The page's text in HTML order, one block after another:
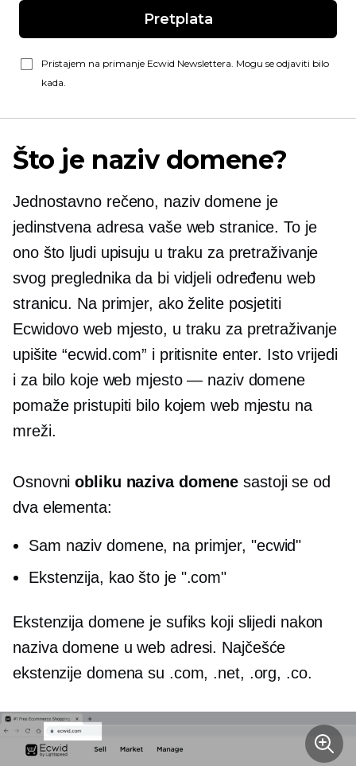
Pretplata
Pristajem na primanje Ecwid Newslettera. Mogu se odjaviti bilo
kada.
Što je naziv domene?
Jednostavno rečeno, naziv domene je
jedinstvena adresa vaše web stranice. To je
ono što ljudi upisuju u traku za pretraživanje
svog preglednika da bi vidjeli određenu web
stranicu. Na primjer, ako želite posjetiti
Ecwidovo web mjesto, u traku za pretraživanje
upišite “ecwid.com” i pritisnite enter. Isto vrijedi
i za bilo koje web mjesto — naziv domene
pomaže pristupiti bilo kojem web mjestu na
mreži.
Osnovniobliku naziva domene sastoji se od
dva elementa:
Sam naziv domene, na primjer, "ecwid"
Ekstenzija, kao što je ".com"
Ekstenzija domene je sufiks koji slijedi nakon
naziva domene u web adresi. Najčešće
ekstenzije domena su .com, .net, .org, .co.